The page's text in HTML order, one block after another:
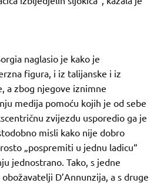
naglasio je kako je
figura, i iz talijanske i iz
a zbog njegove iznimne
medija pomoću kojih je od sebe
zvijezdu usporedio ga je
misli kako nije dobro
„pospremiti u jednu ladicu“
jednostrano. Tako, s jedne
D’Annunzija, a s druge